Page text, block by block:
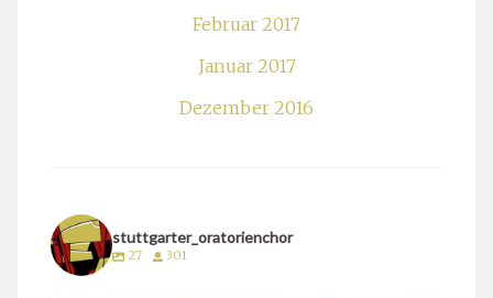
Februar 2017
Januar 2017
Dezember 2016
stuttgarter_oratorienchor
27 301